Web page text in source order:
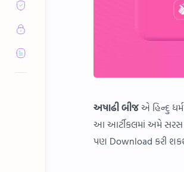
અષાઢી બીજએ હિન્દુ
આ આર્ટીકલમાં અમે સરસ
પણ Download કરી